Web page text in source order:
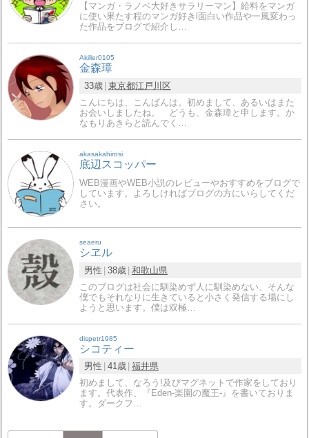
【マンガ・ラノベ大好きサラリーマン】給料をマンガ
に使い果たす程のマンガ好きl面白い作品や一風変わっ
た作品をブログで紹介し…
Akiller0105
金森璋
33歳 東京都江戸川区
こんにちは、こんばんは。初めまして、あるいはまた
お会いしましたね。 どうも、金森璋と申します。か
なもりあきらと読んでく…
akasakahirosi
底辺スコッパー
WEB漫画やWEB小説のレビューやおすすめをブログで
しています。よろしければブログの方にいらしてくだ
さい。
seaeru
シヱル
男性 38歳 和歌山県
このブログは社会に馴染めず人に馴染めない、そんな
僕でもそれなりに生きていると小さく発信する場にし
ようと思います。僕は双極…
dispetr1985
シコティー
男性 41歳 福井県
初めまして、なろう!及びマグネットで作家をしており
ます。代表作、『Eden-楽園の魔王-』を書いておりま
す。ダークフ…